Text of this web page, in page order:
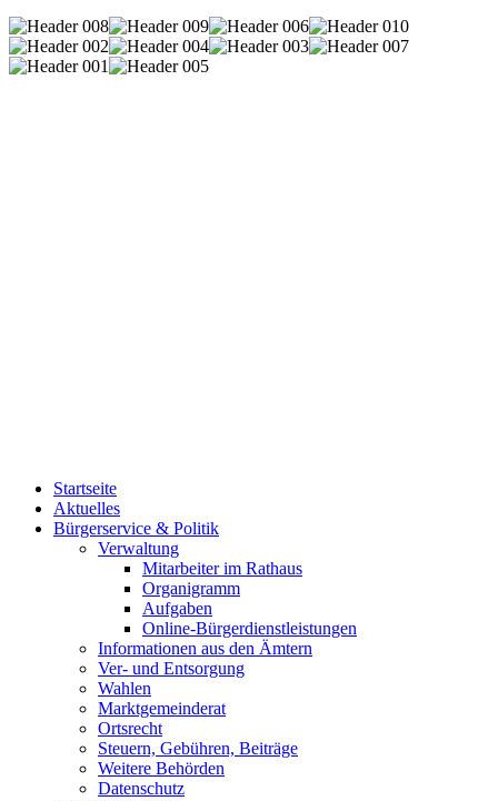
Startseite
Aktuelles
Bürgerservice & Politik
Verwaltung
Mitarbeiter im Rathaus
Organigramm
Aufgaben
Online-Bürgerdienstleistungen
Informationen aus den Ämtern
Ver- und Entsorgung
Wahlen
Marktgemeinderat
Ortsrecht
Steuern, Gebühren, Beiträge
Weitere Behörden
Datenschutz